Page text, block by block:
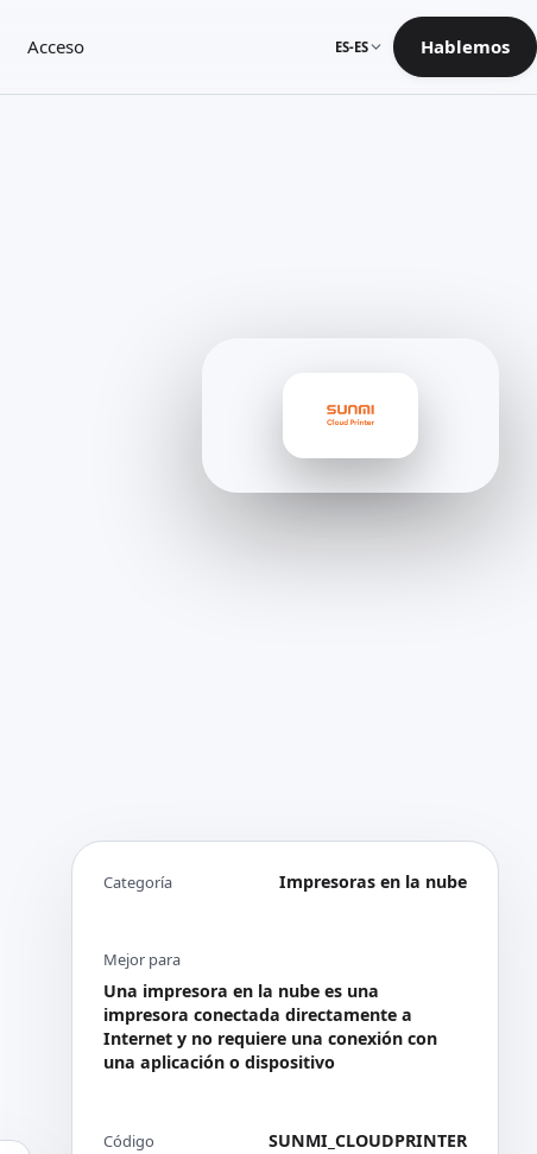
Acceso ES-ES Hablemos
Categoría Impresoras en la nube
Mejor para
Una impresora en la nube es una
impresora conectada directamente a
Internet y no requiere una conexión con
una aplicación o dispositivo
Código SUNMI_CLOUDPRINTER